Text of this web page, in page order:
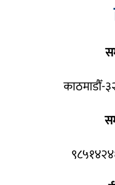
काठमाडौँ-